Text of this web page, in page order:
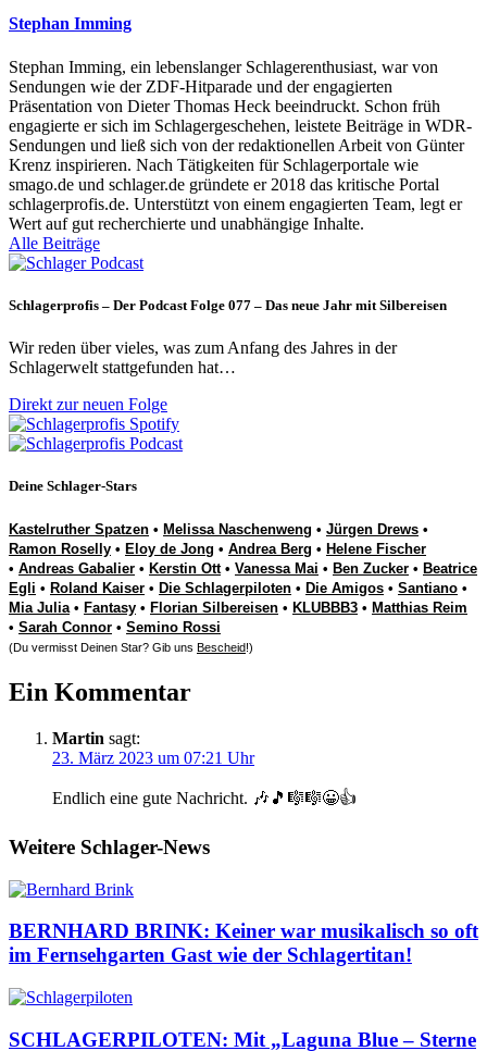
Stephan Imming
Stephan Imming, ein lebenslanger Schlagerenthusiast, war von
Sendungen wie der ZDF-Hitparade und der engagierten
Präsentation von Dieter Thomas Heck beeindruckt. Schon früh
engagierte er sich im Schlagergeschehen, leistete Beiträge in WDR-
Sendungen und ließ sich von der redaktionellen Arbeit von Günter
Krenz inspirieren. Nach Tätigkeiten für Schlagerportale wie
smago.de und schlager.de gründete er 2018 das kritische Portal
schlagerprofis.de. Unterstützt von einem engagierten Team, legt er
Wert auf gut recherchierte und unabhängige Inhalte.
Alle Beiträge
Schlagerprofis – Der Podcast Folge 077 – Das neue Jahr mit Silbereisen
Wir reden über vieles, was zum Anfang des Jahres in der
Schlagerwelt stattgefunden hat…
Direkt zur neuen Folge
Deine Schlager-Stars
Kastelruther Spatzen • Melissa Naschenweng • Jürgen Drews •
Ramon Roselly • Eloy de Jong • Andrea Berg • Helene Fischer
• Andreas Gabalier • Kerstin Ott• Vanessa Mai • Ben Zucker • Beatrice
Egli • Roland Kaiser • Die Schlagerpiloten • Die Amigos • Santiano •
Mia Julia• Fantasy • Florian Silbereisen • KLUBBB3 • Matthias Reim
• Sarah Connor • Semino Rossi
(Du vermisst Deinen Star? Gib uns Bescheid!)
Ein Kommentar
Martin sagt:
23. März 2023 um 07:21 Uhr
Endlich eine gute Nachricht. 🎶🎵🎼🎼😀👍
Weitere Schlager-News
BERNHARD BRINK: Keiner war musikalisch so oft
im Fernsehgarten Gast wie der Schlagertitan!
SCHLAGERPILOTEN: Mit „Laguna Blue – Sterne